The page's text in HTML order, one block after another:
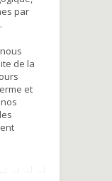
par
de la
et